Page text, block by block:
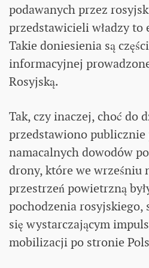
podawanych przez
przedstawicieli władzy to
Takie doniesienia są
informacyjnej
Rosyjską.
Tak, czy inaczej, choć do
przedstawiono publicznie
namacalnych dowodów
drony, które we wrześniu
przestrzeń powietrzną
pochodzenia rosyjskiego,
się wystarczającym
mobilizacji po stronie